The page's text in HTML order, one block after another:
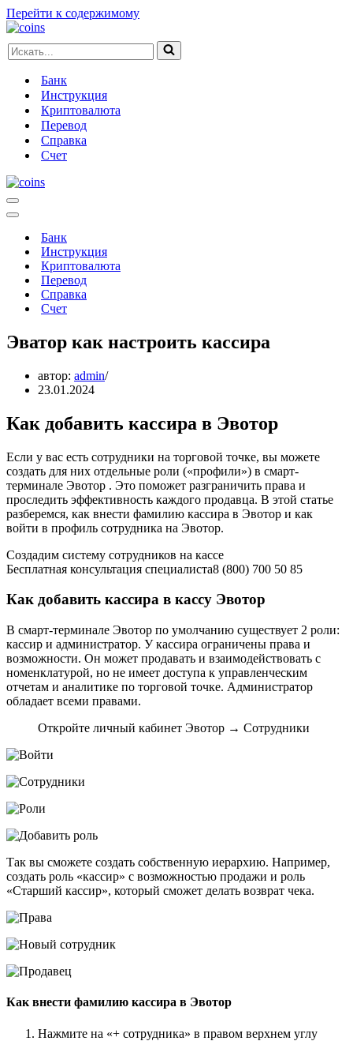
Перейти к содержимому
Искать...
Банк
Инструкция
Криптовалюта
Перевод
Справка
Счет
Меню
навигации
Меню
навигацииБанк
Инструкция
Криптовалюта
Перевод
Справка
Счет
Эватор как настроить кассира
автор: admin
23.01.2024
Как добавить кассира в Эвотор
Если у вас есть сотрудники на торговой точке, вы можете
создать для них отдельные роли («профили») в смарт-
терминале Эвотор . Это поможет разграничить права и
проследить эффективность каждого продавца. В этой статье
разберемся, как внести фамилию кассира в Эвотор и как
войти в профиль сотрудника на Эвотор.
Создадим систему сотрудников на кассе
Бесплатная консультация специалиста8 (800) 700 50 85
Как добавить кассира в кассу Эвотор
В смарт-терминале Эвотор по умолчанию существует 2 роли:
кассир и администратор. У кассира ограничены права и
возможности. Он может продавать и взаимодействовать с
номенклатурой, но не имеет доступа к управленческим
отчетам и аналитике по торговой точке. Администратор
обладает всеми правами.
Откройте личный кабинет Эвотор → Сотрудники
Так вы сможете создать собственную иерархию. Например,
создать роль «кассир» с возможностью продажи и роль
«Старший кассир», который сможет делать возврат чека.
Как внести фамилию кассира в Эвотор
Нажмите на «+ сотрудника» в правом верхнем углу